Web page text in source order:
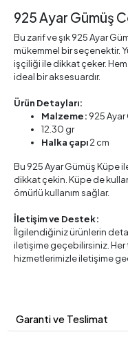
925 Ayar Gümüş
Bu zarif ve şık 925 Ayar
mükemmel bir seçenektir.
işçiliği ile dikkat çeker.
ideal bir aksesuardır.
Ürün Detayları:
Malzeme: 925 Ayar
12.30 gr
Halka çapı2 cm
Bu 925 Ayar Gümüş Küpe
dikkat çekin. Küpe de
ömürlü kullanım sağlar.
İletişim ve Destek:
İlgilendiğiniz ürünlerin
iletişime geçebilirsiniz.
hizmetlerimizle iletişime
Garanti ve Teslimat